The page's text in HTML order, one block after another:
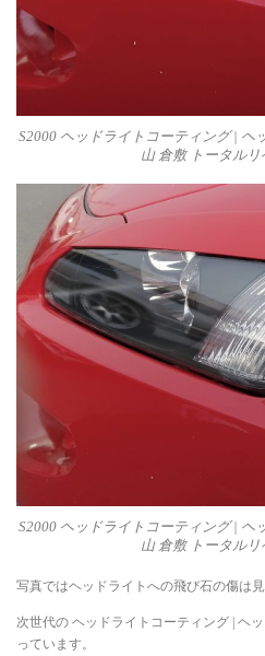
S2000 ヘッドライトコーティング | ヘ
山 倉敷 トータル
S2000 ヘッドライトコーティング | ヘ
山 倉敷 トータル
写真ではヘッドライトへの飛び石の傷は
次世代の ヘッドライトコーティング | ヘ
っています。